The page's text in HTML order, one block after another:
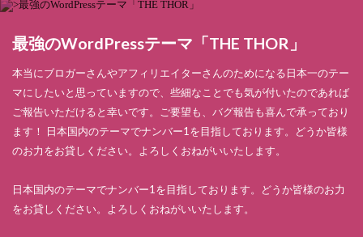
最強のWordPressテーマ「THE THOR」
本当にブロガーさんやアフィリエイターさんのためになる日本一のテー
マにしたいと思っていますので、些細なことでも気が付いたのであれば
ご報告いただけると幸いです。ご要望も、バグ報告も喜んで承っており
ます！ 日本国内のテーマでナンバー1を目指しております。どうか皆様
のお力をお貸しください。よろしくおねがいいたします。
日本国内のテーマでナンバー1を目指しております。どうか皆様のお力
をお貸しください。よろしくおねがいいたします。